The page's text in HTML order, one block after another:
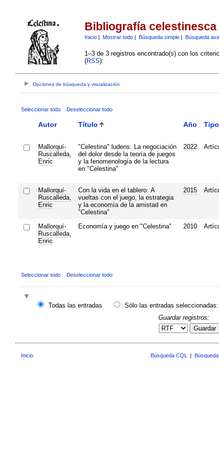
Bibliografía celestinesca
Inicio| Mostrar todo| Búsqueda simple| Búsqueda
1–3 de 3 registros encontrado(s) con los
(RSS):
Opciones de búsqueda y visualización
Seleccionar todo Deseleccionar todo
Autor Título Año Tipo
Mallorquí-
Ruscalleda,
Enric
"Celestina" ludens: La negociación
del dolor desde la teoría de juegos
y la fenomenología de la lectura
en "Celestina"
2022
Mallorquí-
Ruscalleda,
Enric
Con la vida en el tablero: A
vueltas con el juego, la estrategia
y la economía de la amistad en
"Celestina"
2015
Mallorquí-
Ruscalleda,
Enric
Economía y juego en "Celestina" 2010
Seleccionar todo Deseleccionar todo
Todas las entradas
Sólo las entradas seleccionadas:
Guardar registros:
Guardar
Inicio Búsqueda CQL